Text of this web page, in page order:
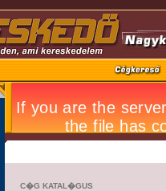
C�G KATAL�GUS